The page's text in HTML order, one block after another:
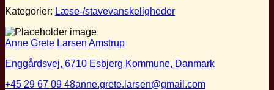
Kategorier: Læse-/stavevanskeligheder
Anne Grete Larsen Amstrup
Enggårdsvej, 6710 Esbjerg Kommune, Danmark
+45 29 67 09 48anne.grete.larsen@gmail.com